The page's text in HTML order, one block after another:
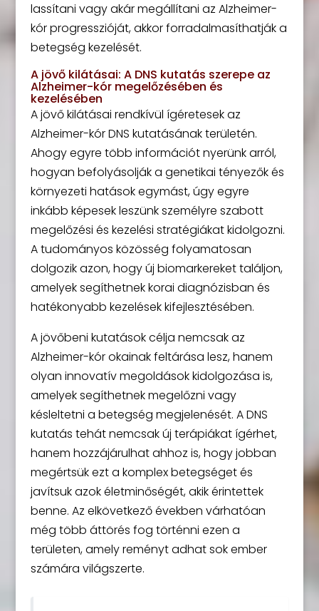
lassítani vagy akár megállítani az Alzheimer-
kór progresszióját, akkor forradalmasíthatják a
betegség kezelését.
A jövő kilátásai: A DNS kutatás szerepe az
Alzheimer-kór megelőzésében és
kezelésében
A jövő kilátásai rendkívül ígéretesek az
Alzheimer-kór DNS kutatásának területén.
Ahogy egyre több információt nyerünk arról,
hogyan befolyásolják a genetikai tényezők és
környezeti hatások egymást, úgy egyre
inkább képesek leszünk személyre szabott
megelőzési és kezelési stratégiákat kidolgozni.
A tudományos közösség folyamatosan
dolgozik azon, hogy új biomarkereket találjon,
amelyek segíthetnek korai diagnózisban és
hatékonyabb kezelések kifejlesztésében.
A jövőbeni kutatások célja nemcsak az
Alzheimer-kór okainak feltárása lesz, hanem
olyan innovatív megoldások kidolgozása is,
amelyek segíthetnek megelőzni vagy
késleltetni a betegség megjelenését. A DNS
kutatás tehát nemcsak új terápiákat ígérhet,
hanem hozzájárulhat ahhoz is, hogy jobban
megértsük ezt a komplex betegséget és
javítsuk azok életminőségét, akik érintettek
benne. Az elkövetkező években várhatóan
még több áttörés fog történni ezen a
területen, amely reményt adhat sok ember
számára világszerte.